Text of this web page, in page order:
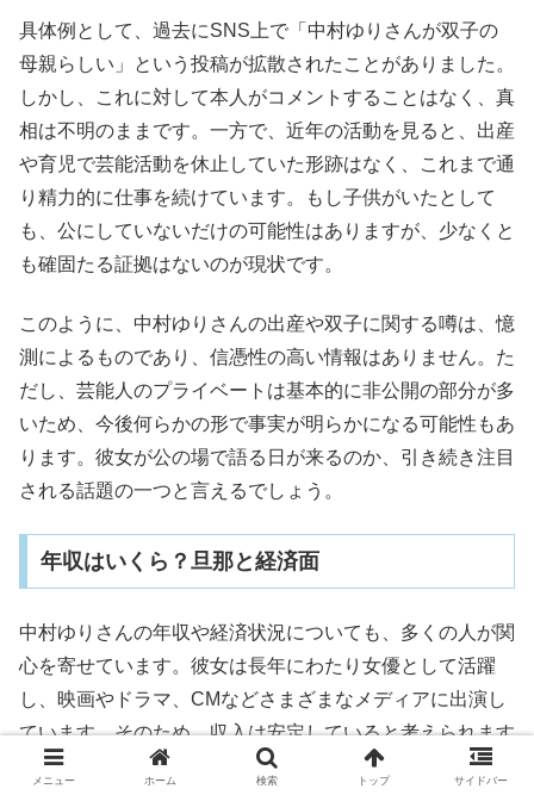
具体例として、過去にSNS上で「中村ゆりさんが双子の
母親らしい」という投稿が拡散されたことがありました。
しかし、これに対して本人がコメントすることはなく、真
相は不明のままです。一方で、近年の活動を見ると、出産
や育児で芸能活動を休止していた形跡はなく、これまで通
り精力的に仕事を続けています。もし子供がいたとして
も、公にしていないだけの可能性はありますが、少なくと
も確固たる証拠はないのが現状です。
このように、中村ゆりさんの出産や双子に関する噂は、憶
測によるものであり、信憑性の高い情報はありません。た
だし、芸能人のプライベートは基本的に非公開の部分が多
いため、今後何らかの形で事実が明らかになる可能性もあ
ります。彼女が公の場で語る日が来るのか、引き続き注目
される話題の一つと言えるでしょう。
年収はいくら？旦那と経済面
中村ゆりさんの年収や経済状況についても、多くの人が関
心を寄せています。彼女は長年にわたり女優として活躍
し、映画やドラマ、CMなどさまざまなメディアに出演し
ています。そのため、収入は安定していると考えられます
が、具体的にどのくらいの年収があるのか、また旦那とさ
メニュー ホーム 検索 トップ サイドバー